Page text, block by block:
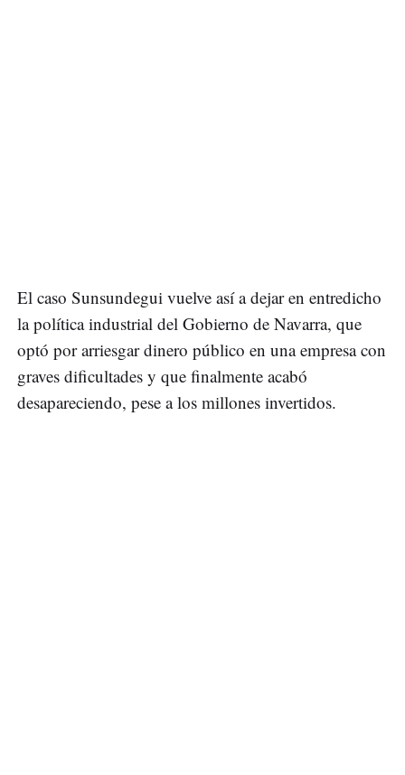
El caso Sunsundegui vuelve así a dejar en entredicho
la política industrial del Gobierno de Navarra, que
optó por arriesgar dinero público en una empresa con
graves dificultades y que finalmente acabó
desapareciendo, pese a los millones invertidos.